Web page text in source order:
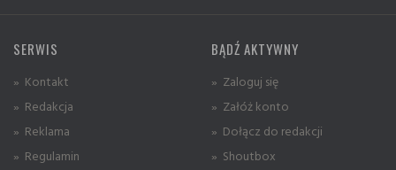
SERWIS
» Kontakt
» Redakcja
» Reklama
» Regulamin
BĄDŹ AKTYWNY
» Zaloguj się
» Załóż konto
» Dołącz do redakcji
» Shoutbox